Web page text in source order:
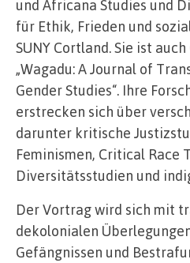
und Africana Studies und
für Ethik, Frieden und
SUNY Cortland. Sie ist
„Wagadu: A Journal of
Gender Studies“. Ihre
erstrecken sich über
darunter kritische
Feminismen, Critical Race
Diversitätsstudien und
Der Vortrag wird sich mit
dekolonialen
Gefängnissen und